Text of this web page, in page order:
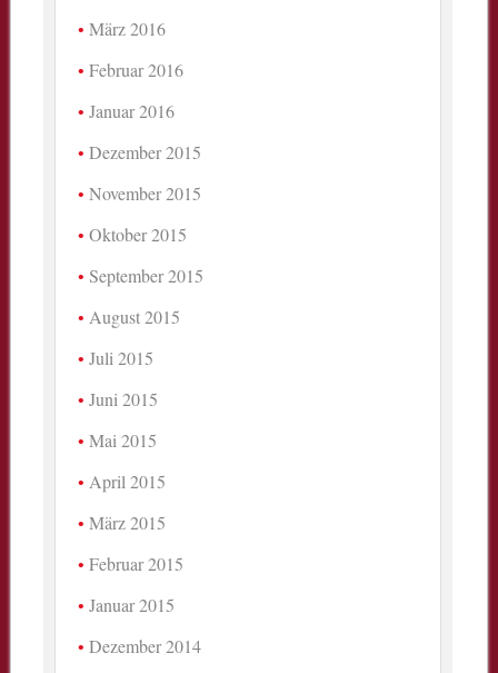
März 2016
Februar 2016
Januar 2016
Dezember 2015
November 2015
Oktober 2015
September 2015
August 2015
Juli 2015
Juni 2015
Mai 2015
April 2015
März 2015
Februar 2015
Januar 2015
Dezember 2014